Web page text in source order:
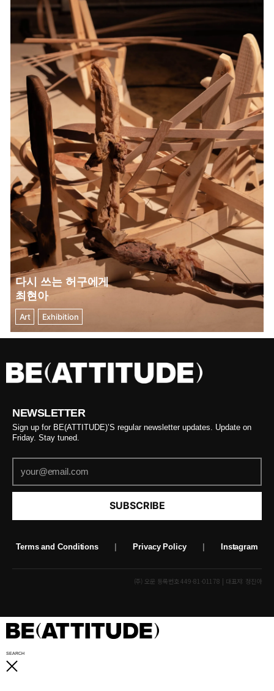
다시 쓰는 허구에게
최현아
Art Exhibition
NEWSLETTER
Sign up for BE(ATTITUDE)’S regular newsletter updates. Update on
Friday. Stay tuned.
SUBSCRIBE
Terms and Conditions Privacy Policy Instagram
(주) 오운 등록번호 449-81-01178 | 대표자: 정진아
SEARCH